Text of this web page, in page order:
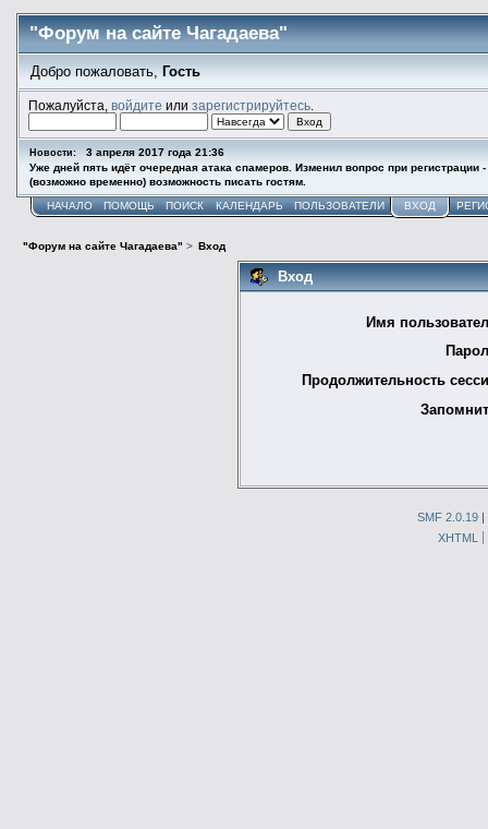
"Форум на сайте Чагадаева"
Добро пожаловать, Гость
Пожалуйста, войдите или зарегистрируйтесь.
Новости:
3 апреля 2017 года 21:36
Уже дней пять идёт очередная атака спамеров. Изменил вопрос при регистрации
(возможно временно) возможность писать гостям.
НАЧАЛО ПОМОЩЬ ПОИСК КАЛЕНДАРЬ ПОЛЬЗОВАТЕЛИ ВХОД
"Форум на сайте Чагадаева" > Вход
Вход
Имя
Продолжительность
SMF 2.0.19 |
XHTML